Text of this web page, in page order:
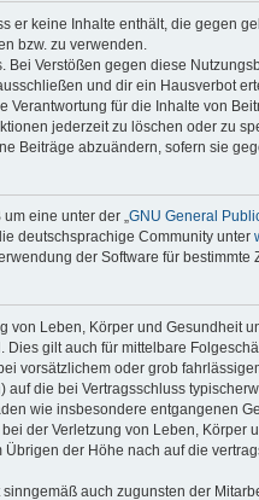
er keine Inhalte enthält, die gegen
bzw. zu verwenden.
Bei Verstößen gegen diese
und dir ein Hausverbot
Verantwortung für die Inhalte von
jederzeit zu löschen oder zu
Beiträge abzuändern, sofern sie
eine unter der „GNU General
deutschsprachige Community unter
der Software für
von Leben, Körper und
gilt auch für mittelbare
vorsätzlichem oder grob
die bei Vertragsschluss
wie insbesondere entgangenen
der Verletzung von Leben,
der Höhe nach auf die
auch zugunsten der